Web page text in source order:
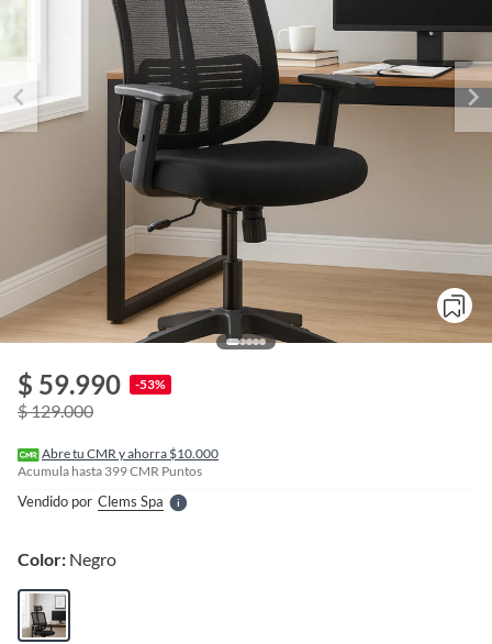
$ 59.990 -53%
$ 129.000
Abre tu CMR y ahorra $10.000
Acumula hasta 399CMR Puntos
Vendido por Clems SpaS
l
l
I
n
o
Color: Negro